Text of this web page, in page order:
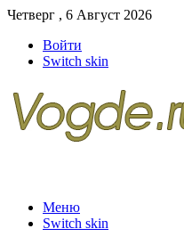
Четверг , 6 Август 2026
Войти
Switch skin
Меню
Switch skin